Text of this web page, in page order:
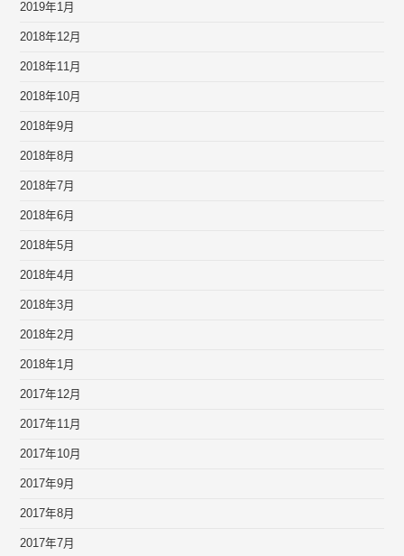
2019年1月
2018年12月
2018年11月
2018年10月
2018年9月
2018年8月
2018年7月
2018年6月
2018年5月
2018年4月
2018年3月
2018年2月
2018年1月
2017年12月
2017年11月
2017年10月
2017年9月
2017年8月
2017年7月